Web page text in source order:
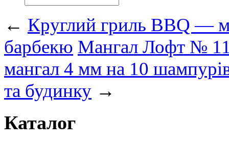
← Круглий гриль BBQ —
барбекю Мангал Лофт №
мангал 4 мм на 10
та будинку →
Каталог